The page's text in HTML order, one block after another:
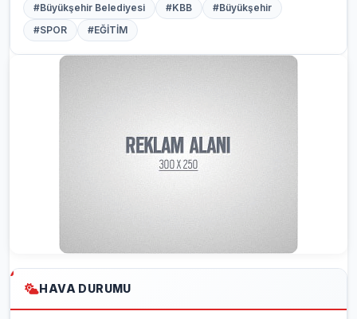
#Büyükşehir Belediyesi
#KBB
#Büyükşehir
#SPOR
#EĞİTİM
HAVA DURUMU